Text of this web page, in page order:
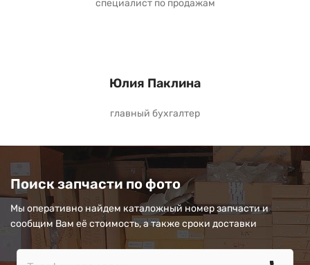
специалист по продажам
Юлия Паклина
главный бухгалтер
Поиск запчасти по фото
Мы оперативно найдем каталожный номер запчасти и
сообщим Вам её стоимость, а также сроки доставки